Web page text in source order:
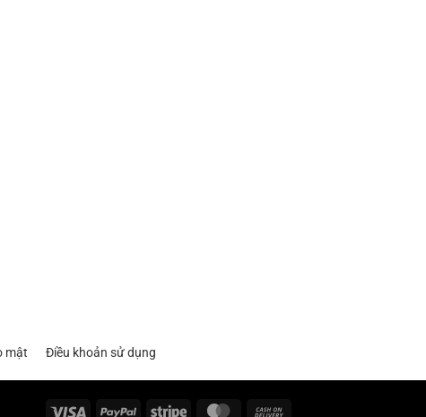
mật Điều khoản sử dụng
Visa PayPal Stripe MasterCard